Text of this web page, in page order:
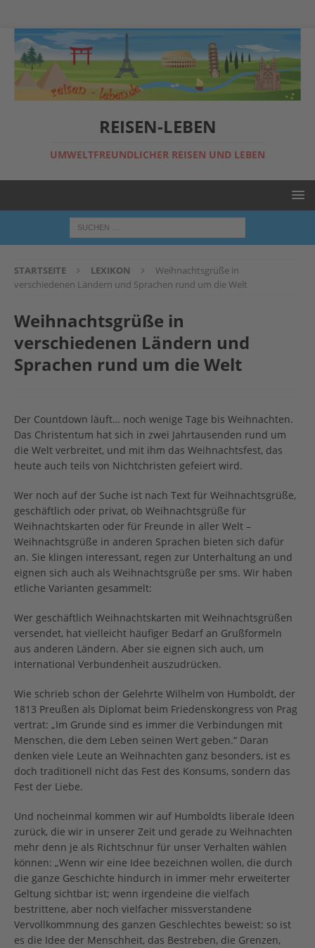
REISEN-LEBEN
UMWELTFREUNDLICHER REISEN UND LEBEN
STARTSEITE LEXIKON
Weihnachtsgrüße in
verschiedenen Ländern und Sprachen rund um die Welt
Weihnachtsgrüße in
verschiedenen Ländern und
Sprachen rund um die Welt
Der Countdown läuft… noch wenige Tage bis Weihnachten.
Das Christentum hat sich in zwei Jahrtausenden rund um
die Welt verbreitet, und mit ihm das Weihnachtsfest, das
heute auch teils von Nichtchristen gefeiert wird.
Wer noch auf der Suche ist nach Text für Weihnachtsgrüße,
geschäftlich oder privat, ob Weihnachtsgrüße für
Weihnachtskarten oder für Freunde in aller Welt –
Weihnachtsgrüße in anderen Sprachen bieten sich dafür
an. Sie klingen interessant, regen zur Unterhaltung an und
eignen sich auch als Weihnachtsgrüße per sms. Wir haben
etliche Varianten gesammelt:
Wer geschäftlich Weihnachtskarten mit Weihnachtsgrüßen
versendet, hat vielleicht häufiger Bedarf an Grußformeln
aus anderen Ländern. Aber sie eignen sich auch, um
international Verbundenheit auszudrücken.
Wie schrieb schon der Gelehrte Wilhelm von Humboldt, der
1813 Preußen als Diplomat beim Friedenskongress von Prag
vertrat: „Im Grunde sind es immer die Verbindungen mit
Menschen, die dem Leben seinen Wert geben.“ Daran
denken viele Leute an Weihnachten ganz besonders, ist es
doch traditionell nicht das Fest des Konsums, sondern das
Fest der Liebe.
Und nocheinmal kommen wir auf Humboldts liberale Ideen
zurück, die wir in unserer Zeit und gerade zu Weihnachten
mehr denn je als Richtschnur für unser Verhalten wählen
können: „Wenn wir eine Idee bezeichnen wollen, die durch
die ganze Geschichte hindurch in immer mehr erweiterter
Geltung sichtbar ist; wenn irgendeine die vielfach
bestrittene, aber noch vielfacher missverstandene
Vervollkommnung des ganzen Geschlechtes beweist: so ist
es die Idee der Menschheit, das Bestreben, die Grenzen,